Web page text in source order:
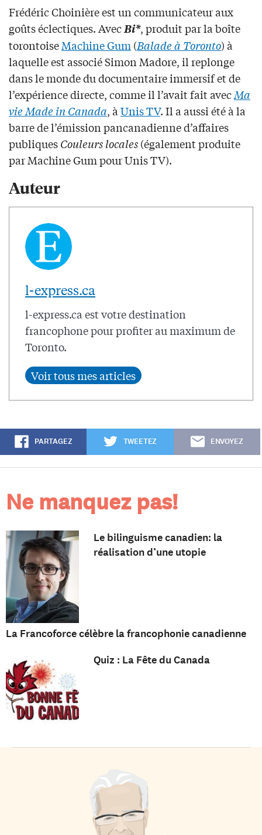
Frédéric Choinière est un communicateur aux
goûts éclectiques. AvecBi*, produit par la boîte
torontoiseMachine Gum (Balade à Toronto) à
laquelle est associé Simon Madore, il replonge
dans le monde du documentaire immersif et de
l’expérience directe, comme il l’avait fait avecMa
vie Made in Canada, à Unis TV. Il a aussi été à la
barre de l’émission pancanadienne d’affaires
publiquesCouleurs locales(également produite
par Machine Gum pour Unis TV).
Auteur
l-express.ca
l-express.ca est votre destination
francophone pour profiter au maximum de
Toronto.
PARTAGEZ TWEETEZ ENVOYEZ
Ne manquez pas!
Le bilinguisme canadien: la
réalisation d’une utopie
La Francoforce célèbre la francophonie canadienne
Quiz : La Fête du Canada